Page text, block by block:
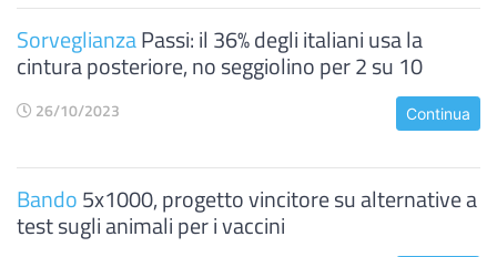
SorveglianzaPassi: il 36% degli italiani usa la
cintura posteriore, no seggiolino per 2 su 10
26/10/2023 Continua
Bando5x1000, progetto vincitore su alternative a
test sugli animali per i vaccini